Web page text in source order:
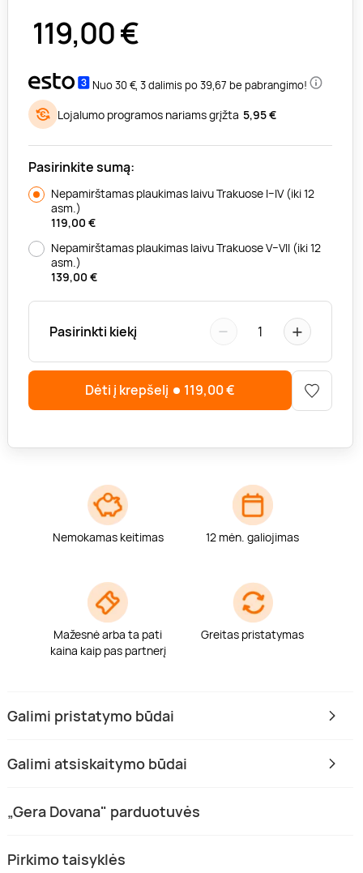
119,00€
Nuo 30 €, 3 dalimis po 39,67 be pabrangimo!
Lojalumo programos nariams grįžta 5,95 €
Pasirinkite sumą:
Nepamirštamas plaukimas laivu Trakuose I–IV (iki 12
asm.)
119,00 €
Nepamirštamas plaukimas laivu Trakuose V–VII (iki 12
asm.)
139,00 €
Pasirinkti kiekį − 1 +
Dėti į krepšelį 119,00€
Nemokamas keitimas 12 mėn. galiojimas
Mažesnė arba ta pati
kaina kaip pas partnerį
Greitas pristatymas
Galimi pristatymo būdai
Galimi atsiskaitymo būdai
„Gera Dovana" parduotuvės
Pirkimo taisyklės